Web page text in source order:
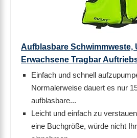
Aufblasbare Schwimmweste,
Erwachsene Tragbar
Einfach und schnell
Normalerweise dauert es nur
aufblasbare...
Leicht und einfach zu
eine Buchgröße, würde nicht